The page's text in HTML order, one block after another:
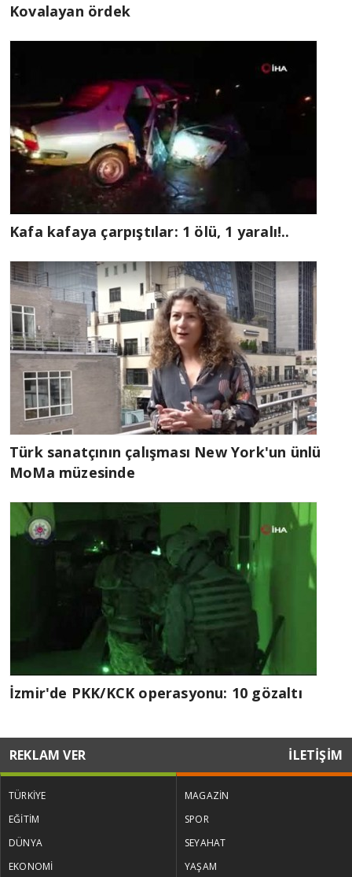
Kovalayan ördek
Kafa kafaya çarpıştılar: 1 ölü, 1 yaralı!..
Türk sanatçının çalışması New York'un ünlü
MoMa müzesinde
İzmir'de PKK/KCK operasyonu: 10 gözaltı
REKLAM VER İLETİŞİM
TÜRKİYE
EĞİTİM
DÜNYA
EKONOMİ
MAGAZİN
SPOR
SEYAHAT
YAŞAM